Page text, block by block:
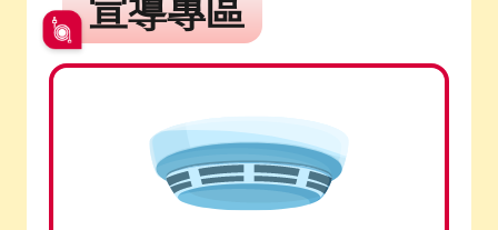
宣導專區